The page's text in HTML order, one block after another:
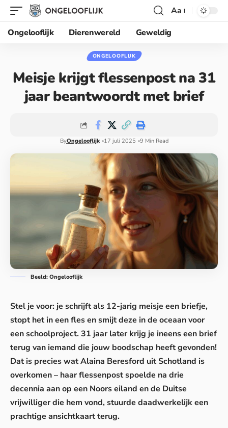
Aa
Ongelooflijk
Dierenwereld Geweldig
ONGELOOFLIJK
Meisje krijgt flessenpost na 31
jaar beantwoordt met brief
ByOngelooflijk 17 juli 2025 9 Min Read
Beeld: Ongelooflijk
Stel je voor: je schrijft als 12-jarig meisje een briefje,
stopt het in een fles en smijt deze in de oceaan voor
een schoolproject. 31 jaar later krijg je ineenseen brief
terug van iemand die jouw boodschap heeft gevonden!
Dat is precies wat Alaina Beresford uit Schotland is
overkomen – haar flessenpost spoelde na drie
decennia aan op een Noors eiland en de Duitse
vrijwilliger die hem vond, stuurde daadwerkelijk een
prachtige ansichtkaart terug.